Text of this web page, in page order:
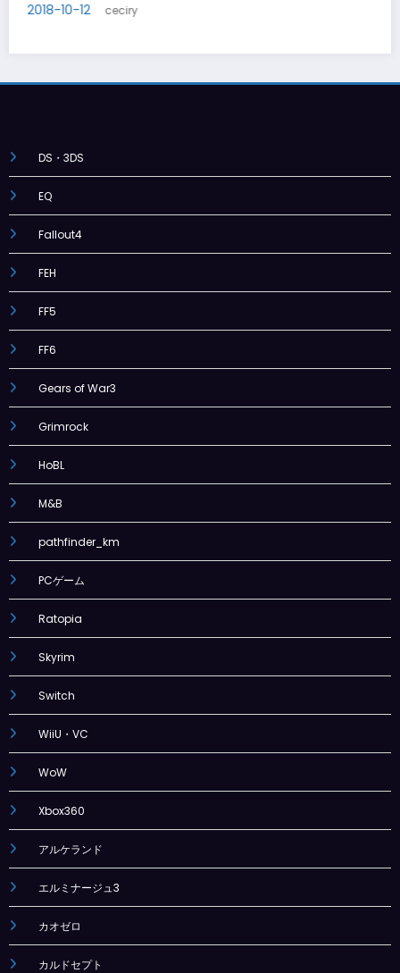
10-14 ceciry
DS・3DS
EQ
Fallout4
FEH
FF5
FF6
Gears of War3
Grimrock
HoBL
M&B
pathfinder_km
PCゲーム
Ratopia
Skyrim
Switch
WiiU・VC
WoW
Xbox360
アルケランド
エルミナージュ3
カオゼロ
カルドセプト